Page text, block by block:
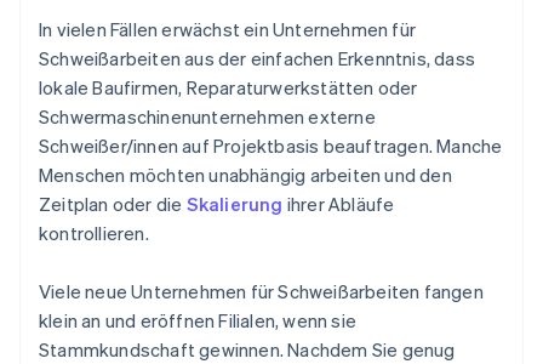
In vielen Fällen erwächst ein Unternehmen für
Schweißarbeiten aus der einfachen Erkenntnis, dass
lokale Baufirmen, Reparaturwerkstätten oder
Schwermaschinenunternehmen externe
Schweißer/innen auf Projektbasis beauftragen. Manche
Menschen möchten unabhängig arbeiten und den
Zeitplan oder die Skalierung ihrer Abläufe
kontrollieren.
Viele neue Unternehmen für Schweißarbeiten fangen
klein an und eröffnen Filialen, wenn sie
Stammkundschaft gewinnen. Nachdem Sie genug